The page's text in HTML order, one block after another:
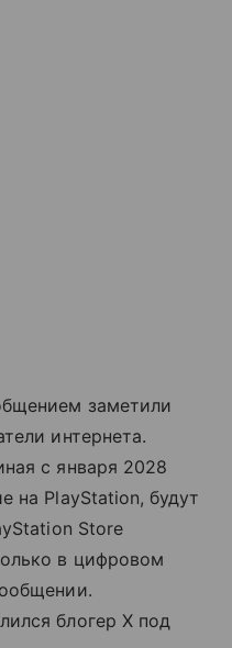
заметили
интернета.
с января 2028
на PlayStation, будут
Store
в цифровом
блогер X под